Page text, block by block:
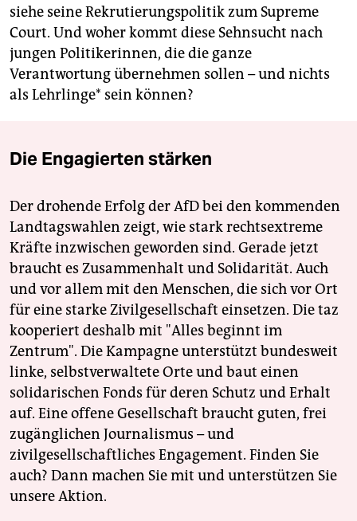
siehe seine Rekrutierungspolitik zum Su­preme
Court. Und woher kommt diese Sehnsucht nach
jungen Politikerinnen, die die ganze
Verantwortung übernehmen sollen – und nichts
als Lehrlinge* sein können?
Die Engagierten stärken
Der drohende Erfolg der AfD bei den kommenden
Landtagswahlen zeigt, wie stark rechtsextreme
Kräfte inzwischen geworden sind. Gerade jetzt
braucht es Zusammenhalt und Solidarität. Auch
und vor allem mit den Menschen, die sich vor Ort
für eine starke Zivilgesellschaft einsetzen. Die taz
kooperiert deshalb mit "Alles beginnt im
Zentrum". Die Kampagne unterstützt bundesweit
linke, selbstverwaltete Orte und baut einen
solidarischen Fonds für deren Schutz und Erhalt
auf. Eine offene Gesellschaft braucht guten, frei
zugänglichen Journalismus – und
zivilgesellschaftliches Engagement. Finden Sie
auch? Dann machen Sie mit und unterstützen Sie
unsere Aktion.